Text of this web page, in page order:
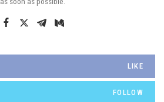
LIKE
FOLLOW